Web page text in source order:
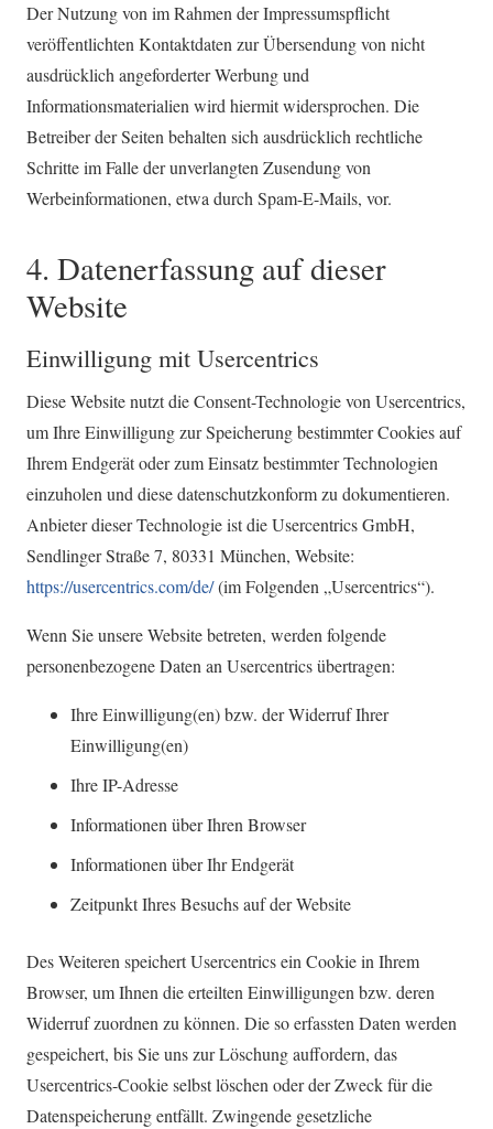
Der Nutzung von im Rahmen der Impressumspflicht
veröffentlichten Kontaktdaten zur Übersendung von nicht
ausdrücklich angeforderter Werbung und
Informationsmaterialien wird hiermit widersprochen. Die
Betreiber der Seiten behalten sich ausdrücklich rechtliche
Schritte im Falle der unverlangten Zusendung von
Werbeinformationen, etwa durch Spam-E-Mails, vor.
4. Datenerfassung auf dieser
Website
Einwilligung mit Usercentrics
Diese Website nutzt die Consent-Technologie von Usercentrics,
um Ihre Einwilligung zur Speicherung bestimmter Cookies auf
Ihrem Endgerät oder zum Einsatz bestimmter Technologien
einzuholen und diese datenschutzkonform zu dokumentieren.
Anbieter dieser Technologie ist die Usercentrics GmbH,
Sendlinger Straße 7, 80331 München, Website:
https://usercentrics.com/de/(im Folgenden „Usercentrics“).
Wenn Sie unsere Website betreten, werden folgende
personenbezogene Daten an Usercentrics übertragen:
Ihre Einwilligung(en) bzw. der Widerruf Ihrer
Einwilligung(en)
Ihre IP-Adresse
Informationen über Ihren Browser
Informationen über Ihr Endgerät
Zeitpunkt Ihres Besuchs auf der Website
Des Weiteren speichert Usercentrics ein Cookie in Ihrem
Browser, um Ihnen die erteilten Einwilligungen bzw. deren
Widerruf zuordnen zu können. Die so erfassten Daten werden
gespeichert, bis Sie uns zur Löschung auffordern, das
Usercentrics-Cookie selbst löschen oder der Zweck für die
Datenspeicherung entfällt. Zwingende gesetzliche